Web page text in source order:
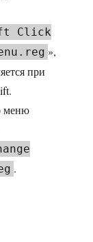
Click
»,
при
меню
.